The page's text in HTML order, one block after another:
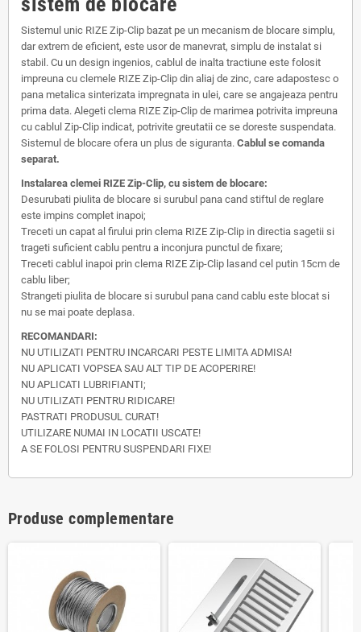
Sistemul unic RIZE Zip-Clip bazat pe un mecanism de blocare simplu,
dar extrem de eficient, este usor de manevrat, simplu de instalat si
stabil. Cu un design ingenios, cablul de inalta tractiune este folosit
impreuna cu clemele RIZE Zip-Clip din aliaj de zinc, care adapostesc o
pana metalica sinterizata impregnata in ulei, care se angajeaza pentru
prima data. Alegeti clema RIZE Zip-Clip de marimea potrivita impreuna
cu cablul Zip-Clip indicat, potrivite greutatii ce se doreste suspendata.
Sistemul de blocare ofera un plus de siguranta. Cablul se comanda
separat.
Instalarea clemei RIZE Zip-Clip, cu sistem de blocare:
Desurubati piulita de blocare si surubul pana cand stiftul de reglare
este impins complet inapoi;
Treceti un capat al firului prin clema RIZE Zip-Clip in directia sagetii si
trageti suficient cablu pentru a inconjura punctul de fixare;
Treceti cablul inapoi prin clema RIZE Zip-Clip lasand cel putin 15cm de
cablu liber;
Strangeti piulita de blocare si surubul pana cand cablu este blocat si
nu se mai poate deplasa.
RECOMANDARI:
NU UTILIZATI PENTRU INCARCARI PESTE LIMITA ADMISA!
NU APLICATI VOPSEA SAU ALT TIP DE ACOPERIRE!
NU APLICATI LUBRIFIANTI;
NU UTILIZATI PENTRU RIDICARE!
PASTRATI PRODUSUL CURAT!
UTILIZARE NUMAI IN LOCATII USCATE!
A SE FOLOSI PENTRU SUSPENDARI FIXE!
Produse complementare